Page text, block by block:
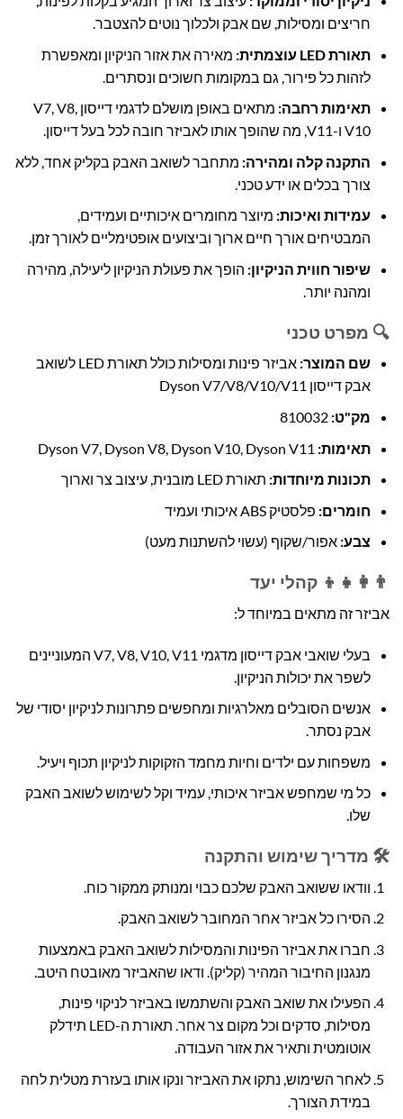
חריצים ומסילות, שם אבק ולכלוך נוטים להצטבר.
תאורת LED עוצמתית:
מאירה את אזור הניקיון ומאפשרת
לזהות כל פירור, גם במקומות חשוכים ונסתרים.
תאימות רחבה:
מתאים באופן מושלם לדגמי דייסון V7, V8,
V10 ו-V11, מה שהופך אותו לאביזר חובה לכל בעל דייסון.
התקנה קלה ומהירה: מתחבר לשואב האבק בקליק אחד, ללא
צורך בכלים או ידע טכני.
עמידות ואיכות: מיוצר מחומרים איכותיים ועמידים,
המבטיחים אורך חיים ארוך וביצועים אופטימליים לאורך זמן.
שיפור חווית הניקיון: הופך את פעולת הניקיון ליעילה, מהירה
ומהנה יותר.
🔍 מפרט טכני
שם המוצר:
אביזר פינות ומסילות כולל תאורת LED לשואב
אבק דייסון Dyson V7/V8/V10/V11
מק"ט:
תאימות:
תכונות מיוחדות: תאורת LED מובנית, עיצוב צר וארוך
חומרים: פלסטיק ABS איכותי ועמיד
צבע: אפור/שקוף (עשוי להשתנות מעט)
👨‍👩‍👧‍👦 קהלי יעד
אביזר זה מתאים במיוחד ל:
בעלי שואבי אבק דייסון מדגמי V7, V8, V10, V11 המעוניינים
לשפר את יכולות הניקיון.
אנשים הסובלים מאלרגיות ומחפשים פתרונות לניקיון יסודי של
אבק נסתר.
משפחות עם ילדים וחיות מחמד הזקוקות לניקיון תכוף ויעיל.
כל מי שמחפש אביזר איכותי, עמיד וקל לשימוש לשואב האבק
שלו.
🛠️ מדריך שימוש והתקנה
וודאו ששואב האבק שלכם כבוי ומנותק ממקור כוח.
הסירו כל אביזר אחר המחובר לשואב האבק.
חברו את אביזר הפינות והמסילות לשואב האבק באמצעות
מנגנון החיבור המהיר (קליק). ודאו שהאביזר מאובטח היטב.
הפעילו את שואב האבק והשתמשו באביזר לניקוי פינות,
מסילות, סדקים וכל מקום צר אחר. תאורת ה-LED תידלק
אוטומטית ותאיר את אזור העבודה.
לאחר השימוש, נתקו את האביזר ונקו אותו בעזרת מטלית לחה
במידת הצורך.